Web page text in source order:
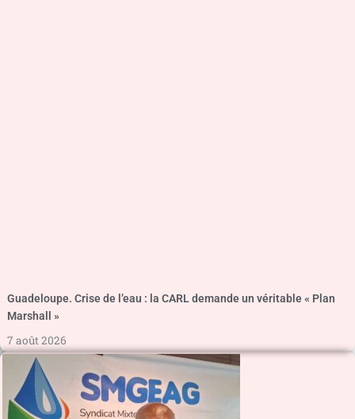
Guadeloupe. Crise de l’eau : la CARL demande un véritable « Plan
Marshall »
7 août 2026